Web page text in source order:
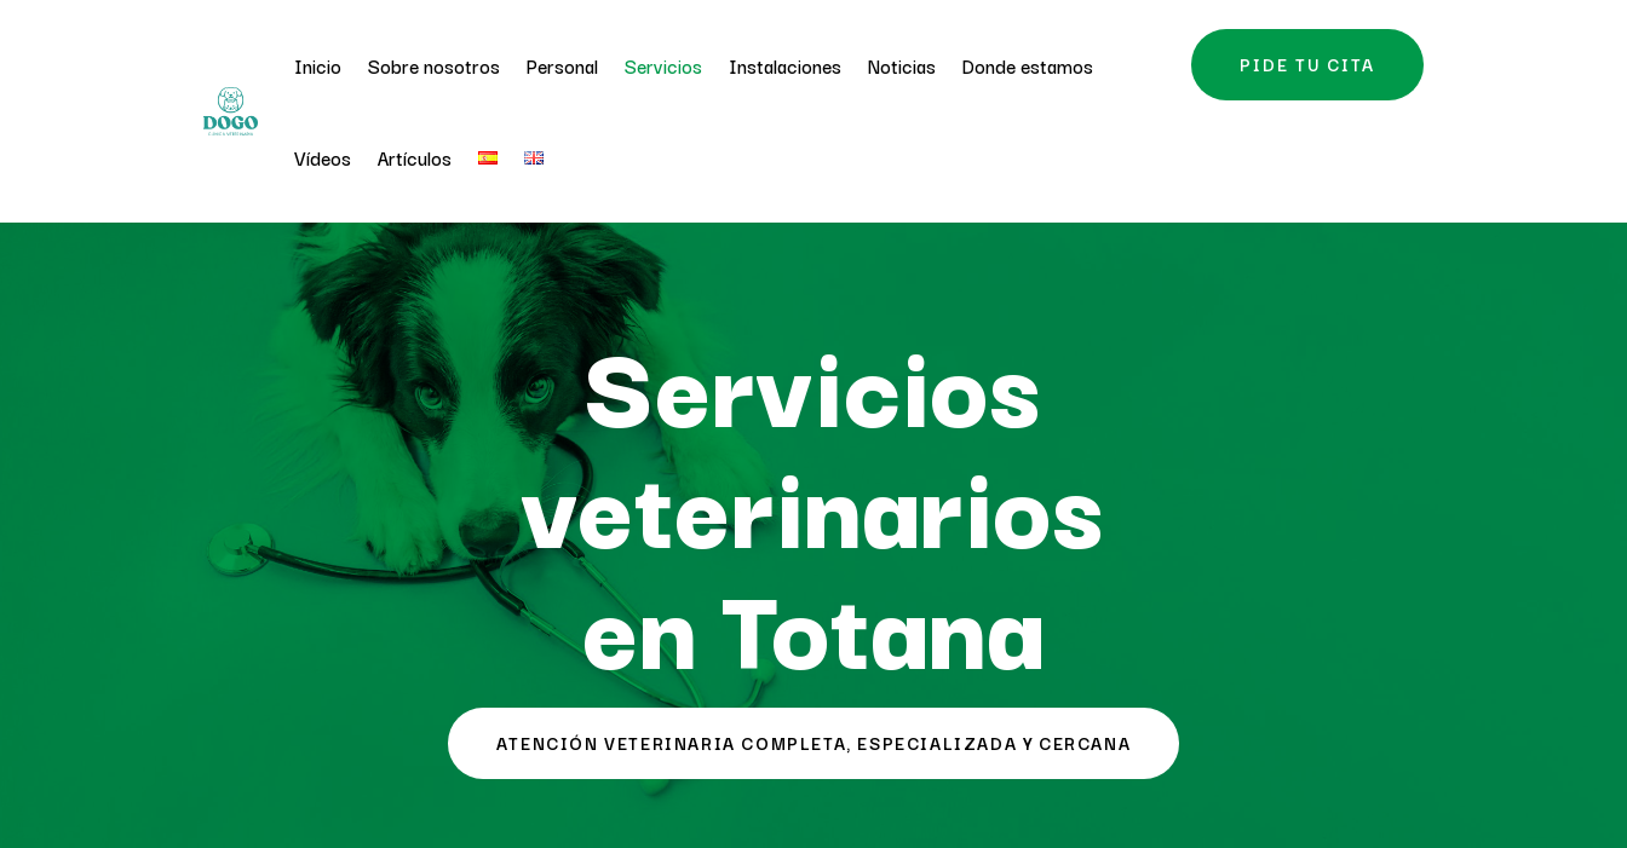
Inicio Sobre nosotros Personal Servicios Instalaciones Noticias Donde estamos
Vídeos Artículos
PIDE TU CITA
Servicios
veterinarios
en Totana
ATENCIÓN VETERINARIA COMPLETA, ESPECIALIZADA Y CERCANA